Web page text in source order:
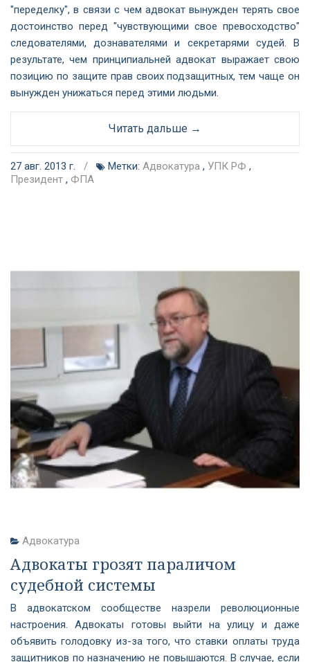
"переделку", в связи с чем адвокат вынужден терять свое
достоинство перед "чувствующими cвое превосходство"
следователями, дознавателями и секретарями судей. В
результате, чем принципиальней адвокат выражает свою
позицию по защите прав своих подзащитных, тем чаще он
вынужден унижаться перед этими людьми.
Читать дальше →
27 авг. 2013 г. / Метки: Адвокатура , УПК РФ ,
Президент , ФПА
Адвокатура
Адвокаты грозят параличом
судебной системы
В адвокатском сообществе назрели революционные
настроения. Адвокаты готовы выйти на улицу и даже
объявить голодовку из-за того, что ставки оплаты труда
защитников по назначению не повышаются. В случае, если